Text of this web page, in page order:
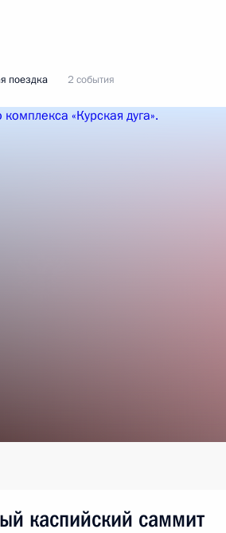
поездка 2 события
каспийский саммит